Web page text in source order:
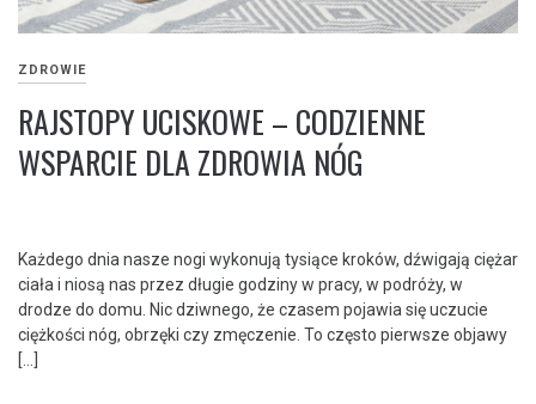
ZDROWIE
RAJSTOPY UCISKOWE – CODZIENNE
WSPARCIE DLA ZDROWIA NÓG
Każdego dnia nasze nogi wykonują tysiące kroków, dźwigają ciężar
ciała i niosą nas przez długie godziny w pracy, w podróży, w
drodze do domu. Nic dziwnego, że czasem pojawia się uczucie
ciężkości nóg, obrzęki czy zmęczenie. To często pierwsze objawy
[…]